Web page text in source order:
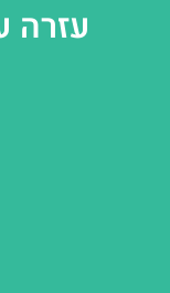
עזרה